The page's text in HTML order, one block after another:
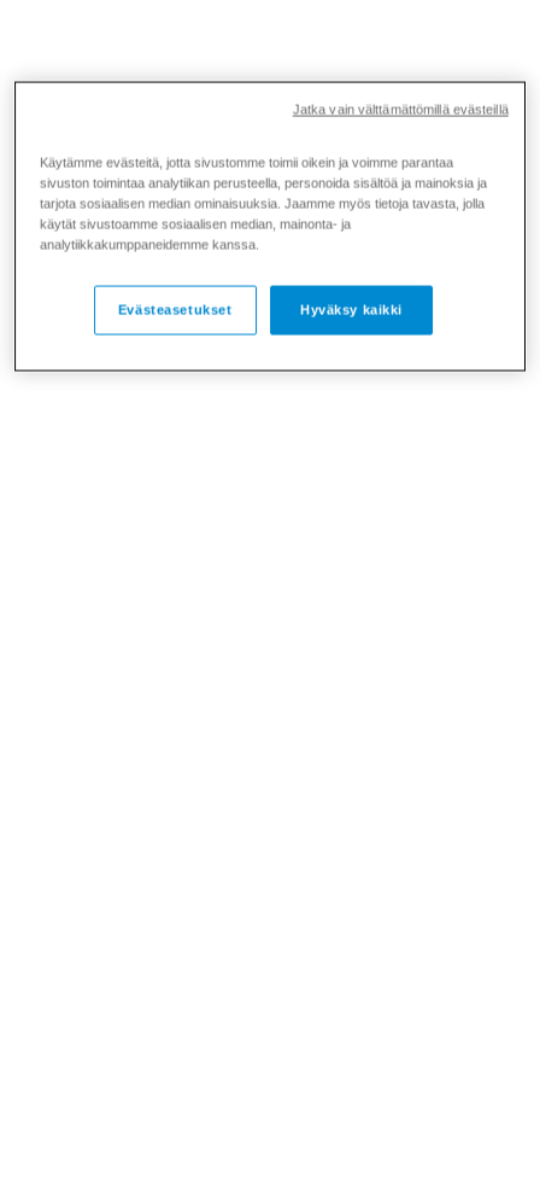
Käytämme evästeitä, jotta sivustomme toimii oikein ja voimme parantaa
sivuston toimintaa analytiikan perusteella, personoida sisältöä ja mainoksia ja
tarjota sosiaalisen median ominaisuuksia. Jaamme myös tietoja tavasta, jolla
käytät sivustoamme sosiaalisen median, mainonta- ja
analytiikkakumppaneidemme kanssa.
Hyväksy kaikki
Evästeasetukset
Jatka vain välttämättömillä evästeillä